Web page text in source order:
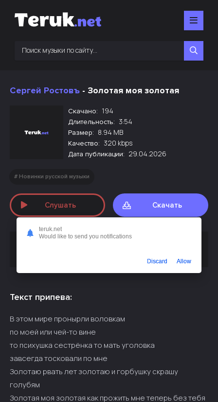
Сергей Ростовъ - Золотая моя золотая
Скачано: 194
Длительность: 3:54
Размер: 8.94 MB
Качество: 320 kbps
Дата публикации: 29.04.2026
Новинки русской музыки
Слушать Скачать
Текст припева:
В этом мире пронырли воловкам
по моей или чей-то вине
то психушка сестрёнка то мать уголовка
завсегда тосковали по мне
Золотаю рвать лет золотаю и горбушку скрашу
голубям
Золотая моя золотая как прожить мне теперь без тебя
teruk.net
Would like to send you notifications
Discard Allow